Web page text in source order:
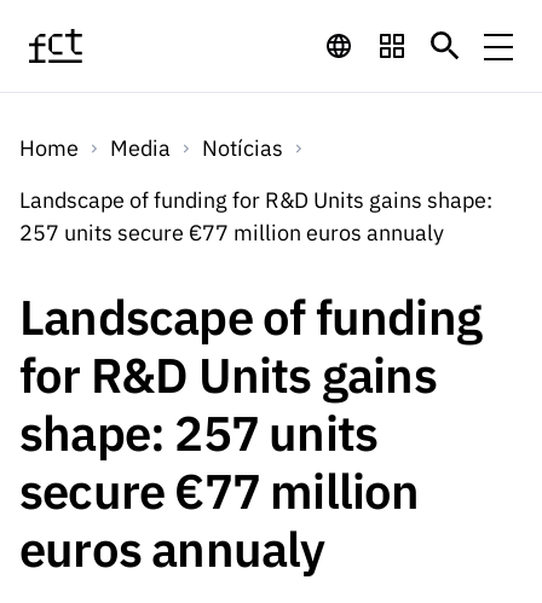
Financiamento
Programas de
Financiamento
Internacional
Prémios
LINKS
RÁPIDOS
Computaç
Emprego
I&D
Concursos
Concursos Previstos
Concursos Fechados
Calendário de
Concursos FCT 2026
LINKS
RÁPIDOS
Bolsas
Projetos
I&D
Serviços
ServiçosServiços digitais:
Tecnologia para o
Conhecimento
Arquivo, Documentação
Media
Media Notícias
Notas de Imprensa
Newsletter
RÁPIDOS
Sobre
SobreA FCT
Home Media
Notícias
Landscape of funding for R&D Units gains shape:
257 units secure €77 million euros annualy
Landscape of funding
for R&D Units gains
shape: 257 units
secure €77 million
euros annualy